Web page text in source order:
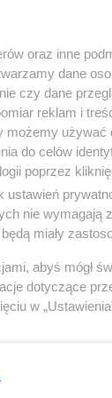
«
Biznes
oraz inne
dane
czy dane
reklam i
do celów
poprzez
nie
miały
abyś mógł
dotyczące
w